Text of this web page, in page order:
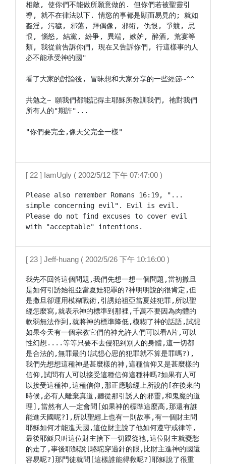
相敵, 使你們不能做所願意做的. 但你們若被聖靈引
導, 就不在律法以下. 情慾的事都是顯而易見的; 就如
姦淫, 污穢, 邪蕩, 拜偶像, 邪術, 仇恨, 爭競, 忌
恨, 惱怒, 結黨, 紛爭, 異端, 嫉妒, 醉酒, 荒宴等
類, 我從前告訴你們, 現在又告訴你們, 行這樣事的人
必不能承受神的國"
看了大家的討論後, 冒昧想和大家分享的一些經節~^^
共勉之~ 願我們都能記得主耶穌所教訓我們, 祂對我們
所有人的"期許"...
"你們要完全,像天父完全一樣"
[ 22 ] IamUgly ( 2002/5/12 下午 07:47:00 )
Please also remember Romans 16:19, "...
simple concerning evil". Evil is evil.
Please do not find excuses to cover evil
with "acceptable" intentions.
[ 23 ] Jeff-huang ( 2002/5/26 下午 10:16:00 )
我先不回答這個問題,我們先想一想一個問題,當初撒旦
是如何引誘始祖亞當夏娃犯罪的?神明明說的很肯定,但
是撒旦卻運用模糊戰術,引誘始祖亞當夏娃犯罪,所以聖
經怎麼寫,就表示神的標準到那裡,千萬不要因為肉體的
軟弱無法作到,就將神的標準降低,模糊了神的話語,試想
如果今天有一個宗教它們的神允許人們可以看A片,可以
性幻想....等等只要不去侵犯到別人的身體,這一切都
是合法的,無罪最的(試想心思的犯罪就不算是罪嗎?),
我們先想想這種神是甚麼樣的神,這種信仰又是甚麼樣的
信仰,試問有人可以接受這種信仰這種神嗎?如果有人可
以接受這種神,這種信仰,那正應驗經上所說的[在後來的
時候,必有人離棄真道,聽從那引誘人的邪靈,和鬼魔的道
理],當然有人一定會問[如果神的標準這麼高,那還有誰
能進天國呢?],所以聖經上也有一則故事,有一個財主問
耶穌如何才能進天國,這位財主說了他如何遵守戒律等,
最後耶穌只叫這位財主捨下一切跟從祂,這位財主就憂愁
的走了,事後耶穌說[駱駝穿過針的眼,比財主進神的國還
容易呢?]那門徒就問[這樣誰能得救呢?]耶穌說了很重